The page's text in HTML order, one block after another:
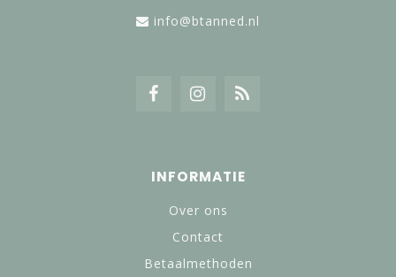
info@btanned.nl
INFORMATIE
Over ons
Contact
Betaalmethoden